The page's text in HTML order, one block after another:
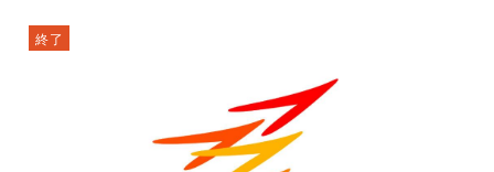
終了